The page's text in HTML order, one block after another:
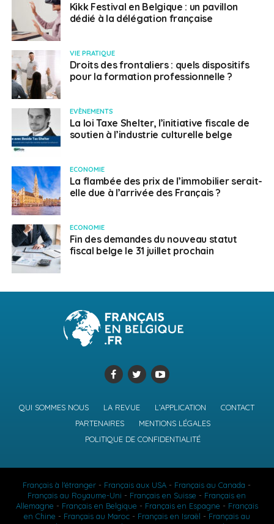
Kikk Festival en Belgique : un pavillon
dédié à la délégation française
VIE PRATIQUE
Droits des frontaliers : quels dispositifs
pour la formation professionnelle ?
EVÈNEMENTS
La loi Taxe Shelter, l’initiative fiscale de
soutien à l’industrie culturelle belge
ECONOMIE
La flambée des prix de l’immobilier serait-
elle due à l’arrivée des Français ?
ECONOMIE
Fin des demandes du nouveau statut
fiscal belge le 31 juillet prochain
QUI SOMMES NOUS LA REVUE L’APPLICATION
CONTACT
PARTENAIRES
MENTIONS LÉGALES
POLITIQUE DE CONFIDENTIALITÉ
Français à l'étranger - Français aux USA - Français au Canada -
Français au Royaume-Uni - Français en Suisse - Français en
Allemagne - Français en Belgique - Français en Espagne - Français
en Chine - Français au Maroc- Français en Israël - Français au